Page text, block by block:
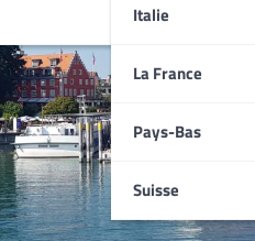
Italie
La France
Pays-Bas
Suisse